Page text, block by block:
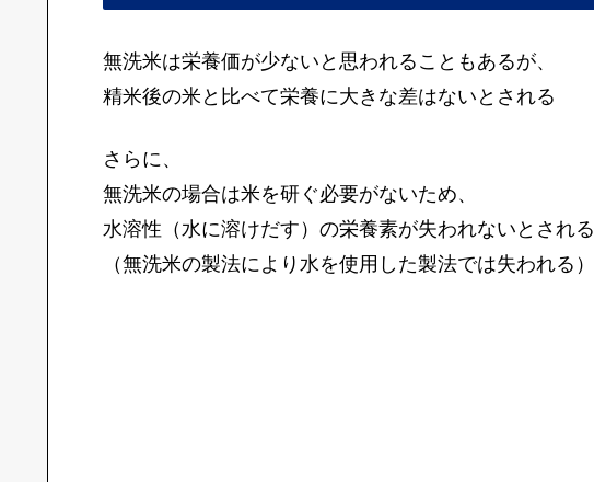
無洗米は栄養価が少ないと思われることもあるが、
精米後の米と比べて栄養に大きな差はないとされる
さらに、
無洗米の場合は米を研ぐ必要がないため、
水溶性（水に溶けだす）の栄養素が失われないとされる
（無洗米の製法により水を使用した製法では失われる）